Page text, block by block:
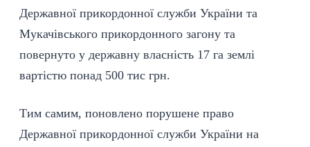
Державної прикордонної служби України та
Мукачівського прикордонного загону та
повернуто у державну власність 17 га землі
вартістю понад 500 тис грн.
Тим самим, поновлено порушене право
Державної прикордонної служби України на